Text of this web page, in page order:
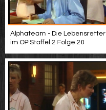
Alphateam - Die Lebensretter
im OP Staffel 2 Folge 20